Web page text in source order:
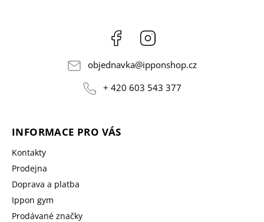
Facebook
objednavka@ipponshop.cz
+ 420 603 543 377
INFORMACE PRO VÁS
Kontakty
Prodejna
Doprava a platba
Ippon gym
Prodávané značky